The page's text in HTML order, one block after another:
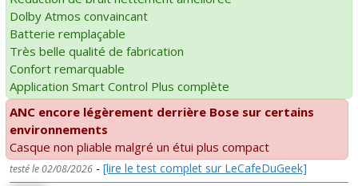
Dolby Atmos convaincant
Batterie remplaçable
Très belle qualité de fabrication
Confort remarquable
Application Smart Control Plus complète
ANC encore légèrement derrière Bose sur certains
environnements
Casque non pliable malgré un étui plus compact
testé le 02/08/2026 - [lire le test complet sur LeCafeDuGeek]